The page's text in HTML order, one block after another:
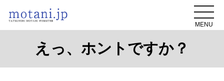
MENU
えっ、ホントですか？